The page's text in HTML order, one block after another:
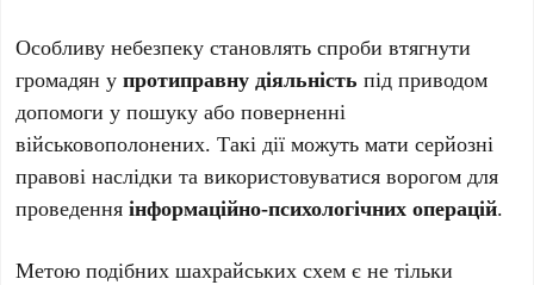
Особливу небезпеку становлять спроби втягнути
громадян упротиправну діяльність під приводом
допомоги у пошуку або поверненні
військовополонених. Такі дії можуть мати серйозні
правові наслідки та використовуватися ворогом для
проведенняінформаційно-психологічних операцій.
Метою подібних шахрайських схем є не тільки